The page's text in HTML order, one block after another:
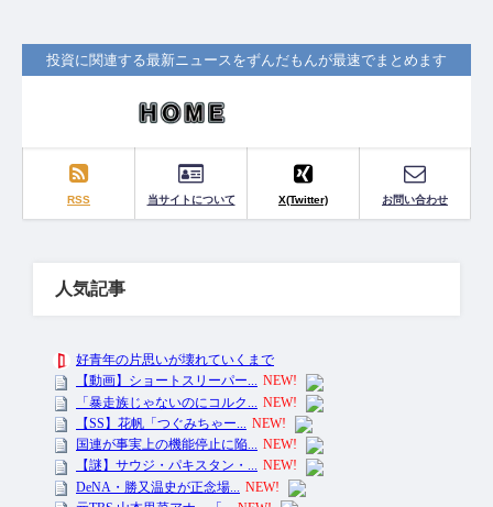
投資に関連する最新ニュースをずんだもんが最速でまとめます
RSS 当サイトについて X(Twitter) お問い合わせ
人気記事